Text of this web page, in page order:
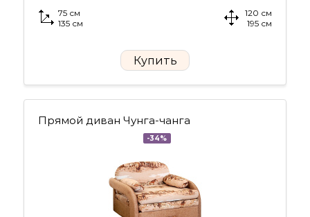
75 см
135 см
120 см
195 см
Купить
Прямой диван Чунга-чанга
-34%